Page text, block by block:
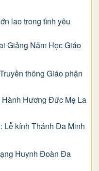
lao trong tình yêu
Giảng Năm Học Giáo
thông Giáo phận
Hương Đức Mẹ La
Lễ kính Thánh Đa Minh
Huynh Đoàn Đa